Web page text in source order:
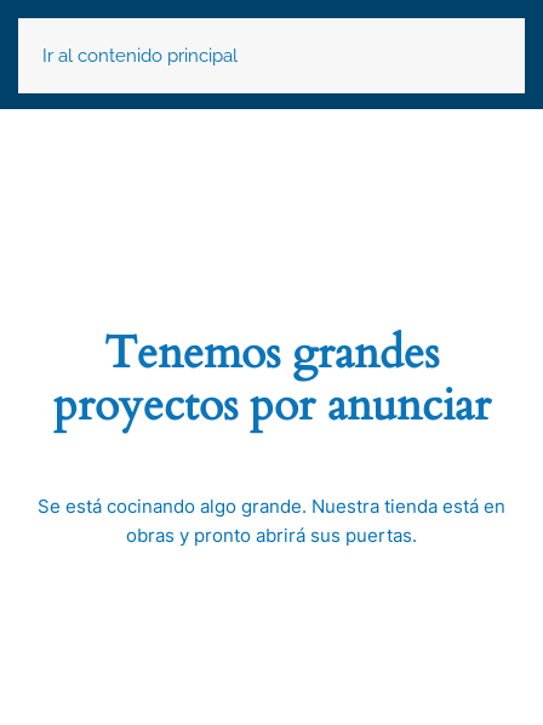
Ir al contenido principal
Tenemos grandes
proyectos por anunciar
Se está cocinando algo grande. Nuestra tienda está en
obras y pronto abrirá sus puertas.